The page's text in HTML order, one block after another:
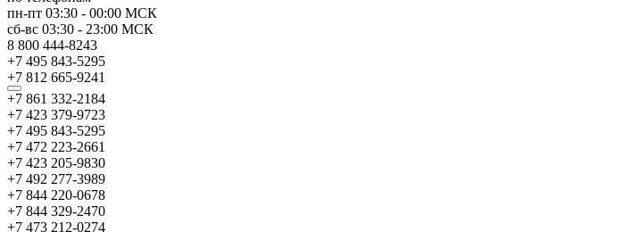
пн-пт 03:30 - 00:00 МСК
сб-вс 03:30 - 23:00 МСК
8 800 444-8243
+7 495 843-5295
+7 812 665-9241
+7 861 332-2184
+7 423 379-9723
+7 495 843-5295
+7 472 223-2661
+7 423 205-9830
+7 492 277-3989
+7 844 220-0678
+7 844 329-2470
+7 473 212-0274